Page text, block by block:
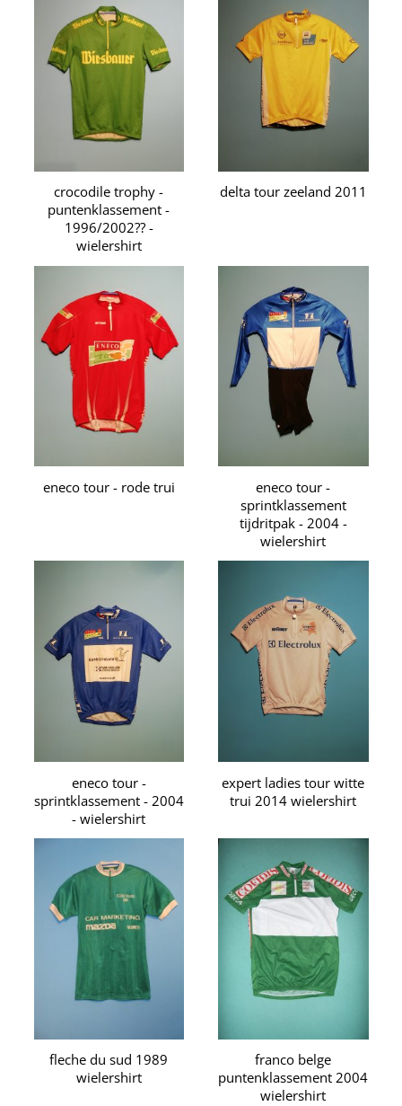
crocodile trophy -
puntenklassement -
1996/2002?? -
wielershirt
delta tour zeeland 2011
eneco tour - rode trui
eneco tour -
sprintklassement
tijdritpak - 2004 -
wielershirt
eneco tour -
sprintklassement - 2004
- wielershirt
expert ladies tour witte
trui 2014 wielershirt
fleche du sud 1989
wielershirt
franco belge
puntenklassement 2004
wielershirt